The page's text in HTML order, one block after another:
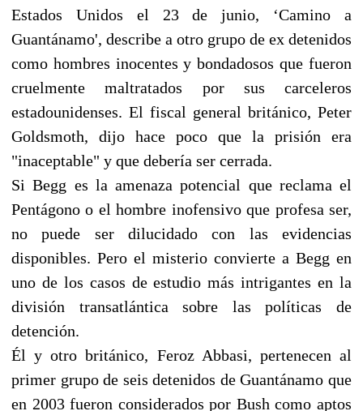
Estados Unidos el 23 de junio, ‘Camino a
Guantánamo', describe a otro grupo de ex detenidos
como hombres inocentes y bondadosos que fueron
cruelmente maltratados por sus carceleros
estadounidenses. El fiscal general británico, Peter
Goldsmoth, dijo hace poco que la prisión era
"inaceptable" y que debería ser cerrada.
Si Begg es la amenaza potencial que reclama el
Pentágono o el hombre inofensivo que profesa ser,
no puede ser dilucidado con las evidencias
disponibles. Pero el misterio convierte a Begg en
uno de los casos de estudio más intrigantes en la
división transatlántica sobre las políticas de
detención.
Él y otro británico, Feroz Abbasi, pertenecen al
primer grupo de seis detenidos de Guantánamo que
en 2003 fueron considerados por Bush como aptos